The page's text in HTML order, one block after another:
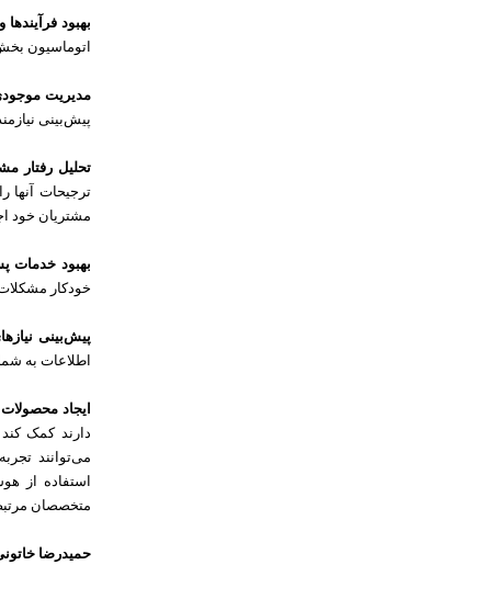
بهبود
اتوماسیون
مدیریت
پیش‌بینی
تحلیل رفتار
ترجیحات آنها
مشتریان خود
بهبود خدمات
خودکار
پیش‌بینی
اطلاعات به
ایجاد
دارند کمک
می‌توانند
استفاده از
متخصصان
حمیدرضا